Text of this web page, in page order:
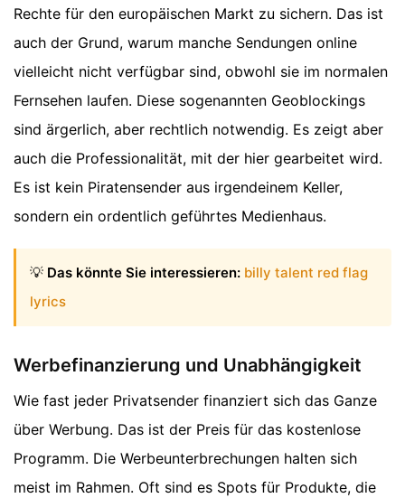
Rechte für den europäischen Markt zu sichern. Das ist
auch der Grund, warum manche Sendungen online
vielleicht nicht verfügbar sind, obwohl sie im normalen
Fernsehen laufen. Diese sogenannten Geoblockings
sind ärgerlich, aber rechtlich notwendig. Es zeigt aber
auch die Professionalität, mit der hier gearbeitet wird.
Es ist kein Piratensender aus irgendeinem Keller,
sondern ein ordentlich geführtes Medienhaus.
💡 Das könnte Sie interessieren: billy talent red flag
lyrics
Werbefinanzierung und Unabhängigkeit
Wie fast jeder Privatsender finanziert sich das Ganze
über Werbung. Das ist der Preis für das kostenlose
Programm. Die Werbeunterbrechungen halten sich
meist im Rahmen. Oft sind es Spots für Produkte, die